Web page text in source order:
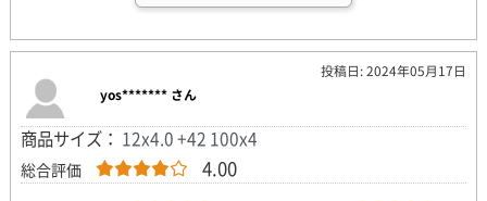
投稿日: 2024年05月17日
yos******* さん
商品サイズ： 12x4.0 +42 100x4
総合評価 4.00